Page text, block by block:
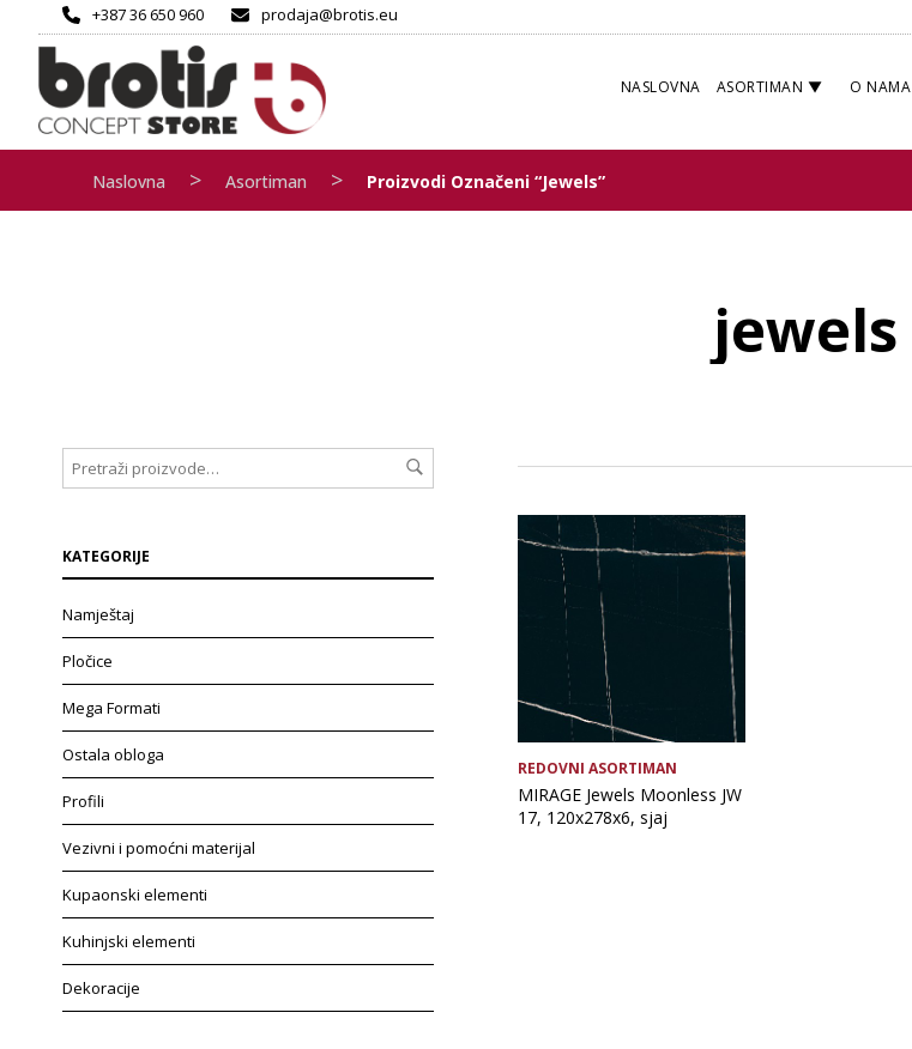
+387 36 650 960 prodaja@brotis.eu
NASLOVNA ASORTIMAN O NAMA
Naslovna > Asortiman > Proizvodi Označeni “jewels”
jewels
KATEGORIJE
Namještaj
Pločice
Mega Formati
Ostala obloga
Profili
Vezivni i pomoćni materijal
Kupaonski elementi
Kuhinjski elementi
Dekoracije
REDOVNI ASORTIMAN
MIRAGE Jewels Moonless JW
17, 120x278x6, sjaj